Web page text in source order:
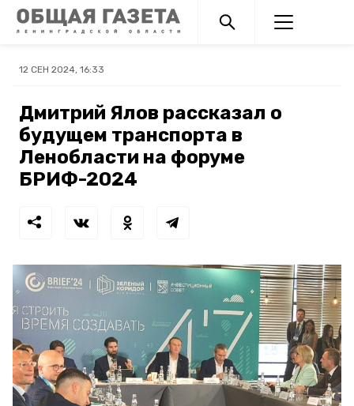
12 СЕН 2024, 16:33
Дмитрий Ялов рассказал о
будущем транспорта в
Ленобласти на форуме
БРИФ-2024